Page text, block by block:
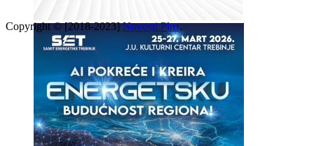
Copyright © [2018-2023]Novosti Plus.